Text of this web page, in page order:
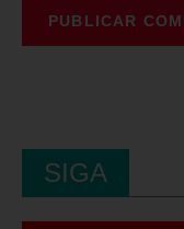
SIGA